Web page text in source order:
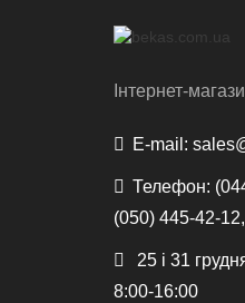
Інтернет-
E-mail:
Телефон:
(050) 445-42-
25 і 31
8:00-16:00